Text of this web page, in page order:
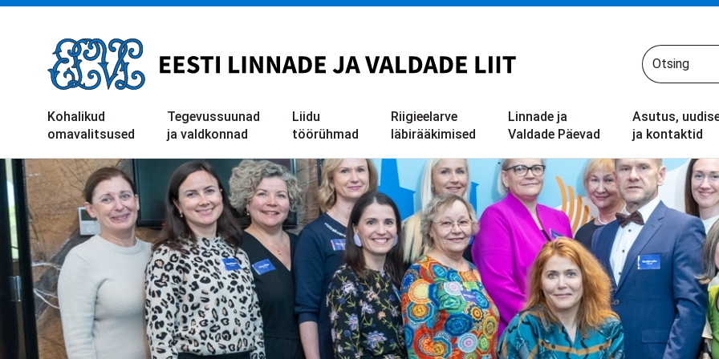
Liigu
Kohalikud
omavalitsused
Tegevussuunad
ja valdkonnad
Liidu
töörühmad
Riigieelarve
läbirääkimised
Linnade ja
Valdade Päevad
Asutus,
ja kontaktid